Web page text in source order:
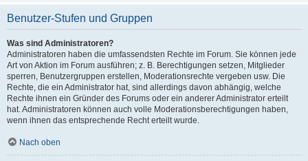
Benutzer-Stufen und Gruppen
Was sind Administratoren?
Administratoren haben die umfassendsten Rechte im Forum. Sie können jede
Art von Aktion im Forum ausführen; z. B. Berechtigungen setzen, Mitglieder
sperren, Benutzergruppen erstellen, Moderationsrechte vergeben usw. Die
Rechte, die ein Administrator hat, sind allerdings davon abhängig, welche
Rechte ihnen ein Gründer des Forums oder ein anderer Administrator erteilt
hat. Administratoren können auch volle Moderationsberechtigungen haben,
wenn ihnen das entsprechende Recht erteilt wurde.
Nach oben